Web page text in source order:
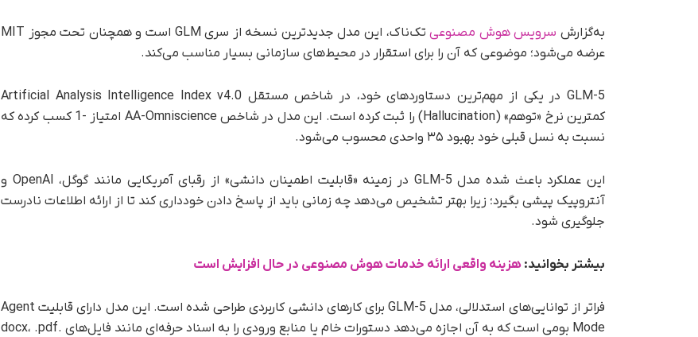
به‌گزارش سرویس هوش مصنوعی
تک‌ناک، این مدل جدیدترین نسخه از سری GLM است و همچنان تحت مجوز MIT
عرضه می‌شود؛ موضوعی که آن را برای استقرار در محیط‌های سازمانی بسیار مناسب می‌کند.
GLM-5 در یکی از مهم‌ترین دستاوردهای خود، در شاخص مستقل Artificial Analysis Intelligence Index v4.0
کمترین نرخ «توهم» (Hallucination) را ثبت کرده است. این مدل در شاخص AA-Omniscience امتیاز -1 کسب کرده که
نسبت به نسل قبلی خود بهبود ۳۵ واحدی محسوب می‌شود.
این عملکرد باعث شده مدل GLM-5 در زمینه «قابلیت اطمینان دانشی» از رقبای آمریکایی مانند گوگل، OpenAI و
آنتروپیک پیشی بگیرد؛ زیرا بهتر تشخیص می‌دهد چه زمانی باید از پاسخ دادن خودداری کند تا از ارائه اطلاعات نادرست
جلوگیری شود.
بیشتر بخوانید: هزینه واقعی ارائه خدمات هوش مصنوعی در حال افزایش است
فراتر از توانایی‌های استدلالی، مدل GLM-5 برای کارهای دانشی کاربردی طراحی شده است. این مدل دارای قابلیت Agent
Mode بومی است که به آن اجازه می‌دهد دستورات خام یا منابع ورودی را به اسناد حرفه‌ای مانند فایل‌های .docx، .pdf